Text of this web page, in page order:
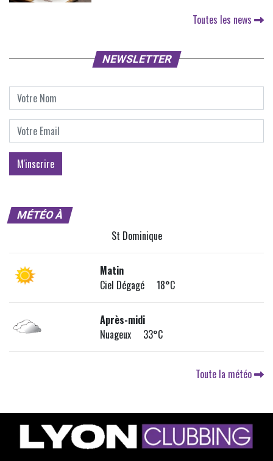
Toutes les news
NEWSLETTER
MÉTÉO À
St Dominique
Matin
Ciel Dégagé 18°C
Après-midi
Nuageux 33°C
Toute la météo